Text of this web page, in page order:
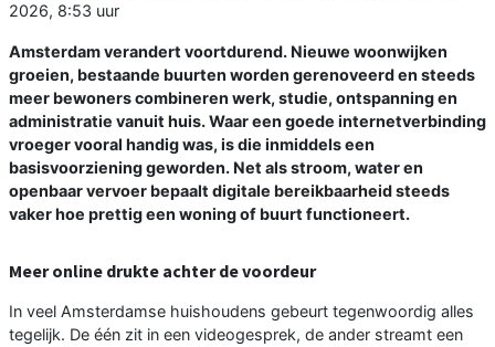
2026, 8:53 uur
Amsterdam verandert voortdurend. Nieuwe woonwijken
groeien, bestaande buurten worden gerenoveerd en steeds
meer bewoners combineren werk, studie, ontspanning en
administratie vanuit huis. Waar een goede internetverbinding
vroeger vooral handig was, is die inmiddels een
basisvoorziening geworden. Net als stroom, water en
openbaar vervoer bepaalt digitale bereikbaarheid steeds
vaker hoe prettig een woning of buurt functioneert.
Meer online drukte achter de voordeur
In veel Amsterdamse huishoudens gebeurt tegenwoordig alles
tegelijk. De één zit in een videogesprek, de ander streamt een